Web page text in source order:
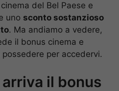
del Bel Paese e
uno sconto sostanzioso
. Ma andiamo a vedere,
il bonus cinema e
per accedervi.
il bonus